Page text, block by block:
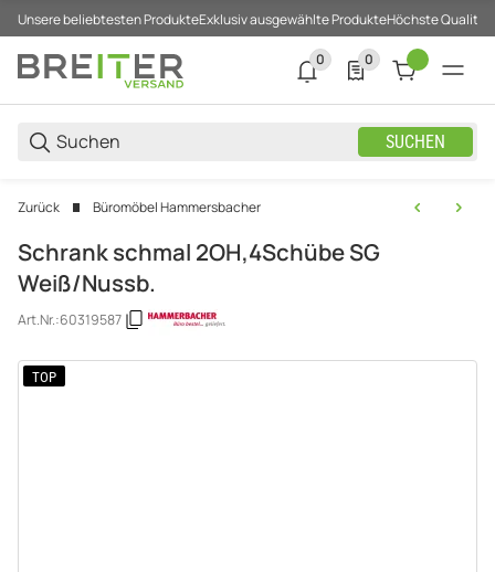
Unsere beliebtesten ProdukteExklusiv ausgewählte ProdukteHöchste Qualität
SUCHEN
0
0 neue Notifizierungen
0
0 Produkte in der
Zurück Büromöbel Hammersbacher
Schrank schmal 2OH,4Schübe SG
Weiß/Nussb.
Art.Nr.:60319587
TOP